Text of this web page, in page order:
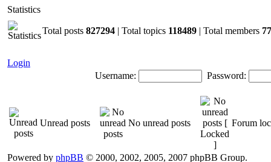
Statistics
Total posts 827294 | Total topics 118489 | Total members
Login
Username:
Password:
Unread posts No unread posts Forum
Powered by phpBB © 2000, 2002, 2005, 2007 phpBB Group.